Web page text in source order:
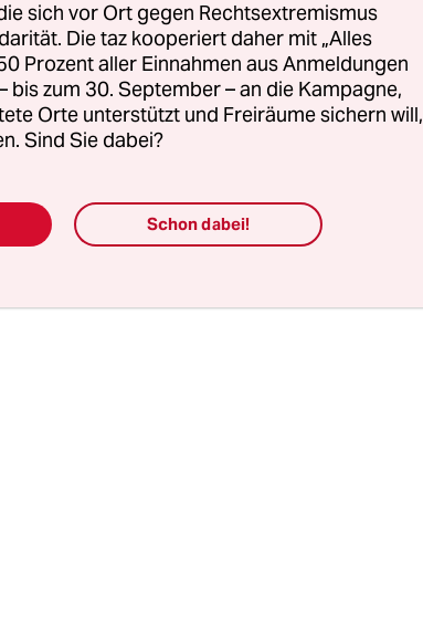
Scoop stehen aber
als Finanzinvestor.
porträtiert. Weil er
Donald
seiner Familie aus
Sein deutscher
sich vor Ort gegen Rechtsextremismus
Die taz kooperiert daher mit „Alles
Prozent aller Einnahmen aus Anmeldungen
bis zum 30. September – an die Kampagne,
Orte unterstützt und Freiräume sichern will,
Sind Sie dabei?
Schon dabei!